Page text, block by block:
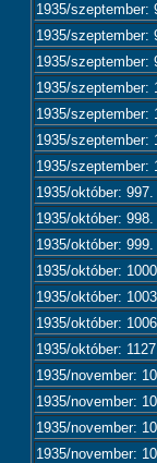
1935/szeptember:
1935/szeptember:
1935/szeptember:
1935/szeptember:
1935/szeptember:
1935/szeptember:
1935/szeptember:
1935/október:
1935/október:
1935/október:
1935/október:
1935/október:
1935/október:
1935/október:
1935/november:
1935/november:
1935/november:
1935/november: